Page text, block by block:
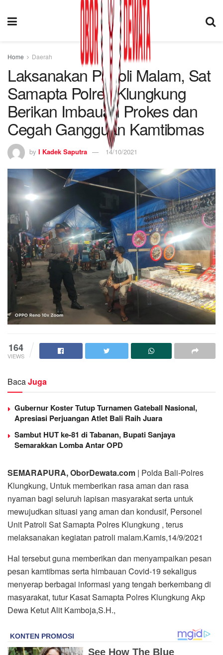
Home Daerah
Laksanakan Patroli Malam, Sat
Samapta Polres Klungkung
Berikan Imbauan Prokes dan
Cegah Gangguan Kamtibmas
by I Kadek Saputra 14/10/2021
164
VIEWS
BacaJuga
Gubernur Koster Tutup Turnamen Gateball Nasional,
Apresiasi Perjuangan Atlet Bali Raih Juara
Sambut HUT ke-81 di Tabanan, Bupati Sanjaya
Semarakkan Lomba Antar OPD
SEMARAPURA, OborDewata.com | Polda Bali-Polres
Klungkung, Untuk memberikan rasa aman dan rasa
nyaman bagi seluruh lapisan masyarakat serta untuk
mewujudkan situasi yang aman dan kondusif, Personel
Unit Patroli Sat Samapta Polres Klungkung , terus
melaksanakan kegiatan patroli malam.Kamis,14/9/2021
Hal tersebut guna memberikan dan menyampaikan pesan
pesan kamtibmas serta himbauan Covid-19 sekaligus
menyerap berbagai informasi yang tengah berkembang di
masyarakat, tutur Kasat Samapta Polres Klungkung Akp
Dewa Ketut Alit Kamboja,S.H.,